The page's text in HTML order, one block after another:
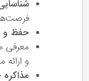
حفظ و
معرفی
و